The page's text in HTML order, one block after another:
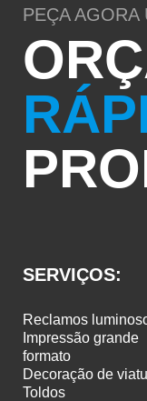
PEÇA AGORA
SERVIÇOS:
reclamos
formato
decoração de
toldos